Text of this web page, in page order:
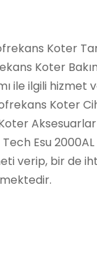
Koter
Koter
ile ilgili hizmet
Koter
Tech Esu
verip, bir de